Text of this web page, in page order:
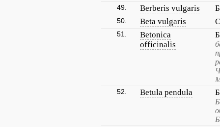
49. Berberis vulgaris
50. Beta vulgaris
51.
Betonica
officinalis
52. Betula pendula